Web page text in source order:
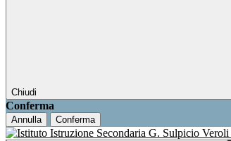
Chiudi
Conferma
Annulla Conferma